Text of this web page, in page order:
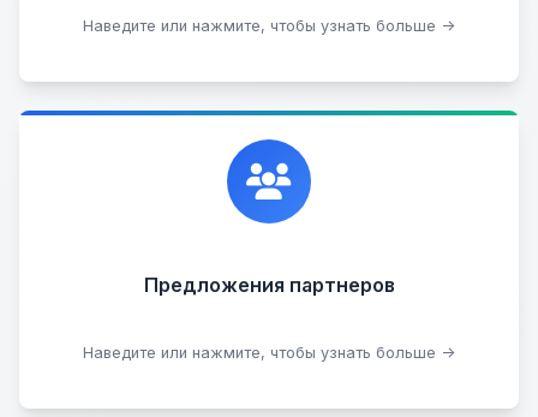
Наведите или нажмите, чтобы узнать больше →
Сдать на разборку
Предложения партнеров
Наведите или нажмите, чтобы узнать больше →
Сотрудничаем с лучшими организациями. Если у
вас есть интересные идеи, мы всегда открыты к
сотрудничеству.
Стать партнером